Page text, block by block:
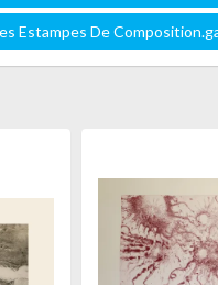
Estampes De